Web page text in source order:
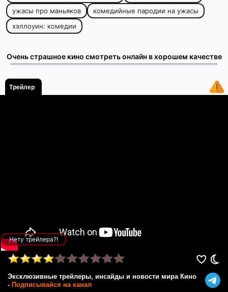
ужасы про маньяков
комедийные пародии на ужасы
хэллоуин: комедии
Очень страшное кино смотреть онлайн в хорошем качестве
Трейлер
Нету трейлера?!
Эксклюзивные трейлеры, инсайды и новости мира Кино
- Подписывайся на канал